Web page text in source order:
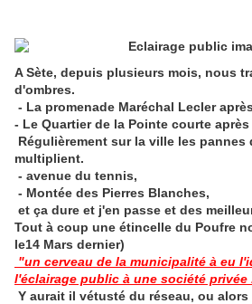
A Sète, depuis plusieurs mois, nous
d'ombres.
- La promenade Maréchal Lecler
- Le Quartier de la Pointe courte
Régulièrement sur la ville les
multiplient.
- avenue du tennis,
- Montée des Pierres Blanches,
et ça dure et j'en passe et des
Tout à coup une étincelle du Poufre
le14 Mars dernier)
"un cerveau de la municipalité à eu
l'éclairage public à une société privée
Y aurait il vétusté du réseau, ou